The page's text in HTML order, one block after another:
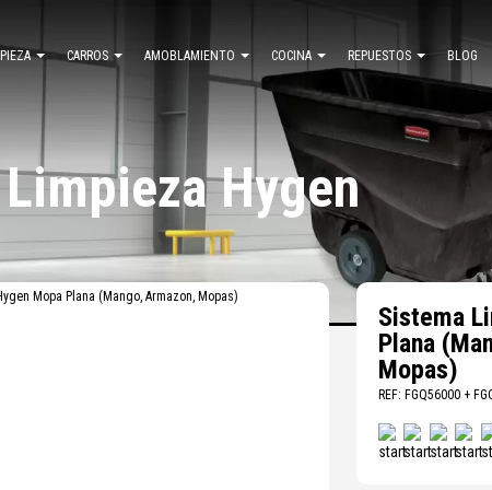
CARROS AMOBLAMIENTO COCINA REPUESTOS BLOG
Hygen
Mopa Plana (Mango, Armazon, Mopas)
Sistema
Plana
Mopas)
REF: FGQ56000 +